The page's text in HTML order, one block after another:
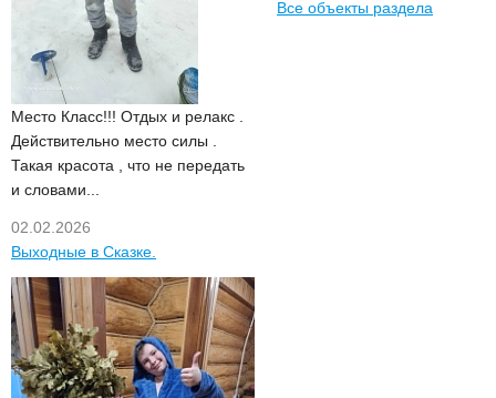
Место Класс!!! Отдых и релакс .
Действительно место силы .
Такая красота , что не передать
и словами...
02.02.2026
Выходные в Сказке.
Все объекты раздела